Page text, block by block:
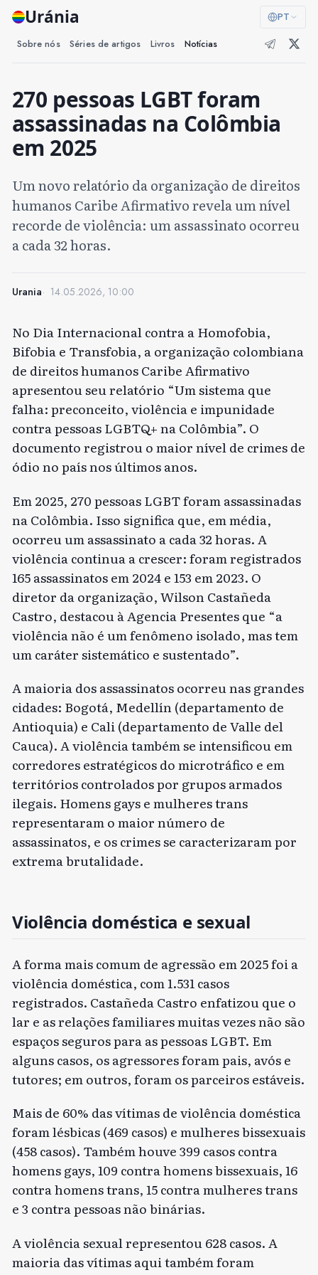
Uránia PT
Sobre nós Séries de artigos Livros Notícias
270 pessoas LGBT foram
assassinadas na Colômbia
em 2025
Um novo relatório da organização de direitos
humanos Caribe Afirmativo revela um nível
recorde de violência: um assassinato ocorreu
a cada 32 horas.
Urania 14.05.2026, 10:00
No Dia Internacional contra a Homofobia,
Bifobia e Transfobia, a organização colombiana
de direitos humanosCaribe Afirmativo
apresentou seu relatório “Um sistema que
falha: preconceito, violência e impunidade
contra pessoas LGBTQ+ na Colômbia”. O
documento registrou o maior nível de crimes de
ódio no país nos últimos anos.
Em 2025, 270 pessoas LGBT foram assassinadas
na Colômbia. Isso significa que, em média,
ocorreu um assassinato a cada 32 horas. A
violência continua a crescer: foram registrados
165 assassinatos em 2024 e 153 em 2023. O
diretor da organização, Wilson Castañeda
Castro, destacou à Agencia Presentesque “a
violência não é um fenômeno isolado, mas tem
um caráter sistemático e sustentado”.
A maioria dos assassinatos ocorreu nas grandes
cidades: Bogotá, Medellín (departamento de
Antioquia) e Cali (departamento de Valle del
Cauca). A violência também se intensificou em
corredores estratégicos do microtráfico e em
territórios controlados por grupos armados
ilegais. Homens gays e mulheres trans
representaram o maior número de
assassinatos, e os crimes se caracterizaram por
extrema brutalidade.
Violência doméstica e sexual
A forma mais comum de agressão em 2025 foi a
violência doméstica, com 1.531 casos
registrados. Castañeda Castro enfatizou que o
lar e as relações familiares muitas vezes não são
espaços seguros para as pessoas LGBT. Em
alguns casos, os agressores foram pais, avós e
tutores; em outros, foram os parceiros estáveis.
Mais de 60% das vítimas de violência doméstica
foram lésbicas (469 casos) e mulheres bissexuais
(458 casos). Também houve 399 casos contra
homens gays, 109 contra homens bissexuais, 16
contra homens trans, 15 contra mulheres trans
e 3 contra pessoas não binárias.
A violência sexual representou 628 casos. A
maioria das vítimas aqui também foram